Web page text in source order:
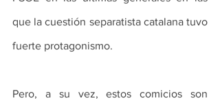
que la cuestión separatista catalana tuvo
fuerte protagonismo.
Pero, a su vez, estos comicios son